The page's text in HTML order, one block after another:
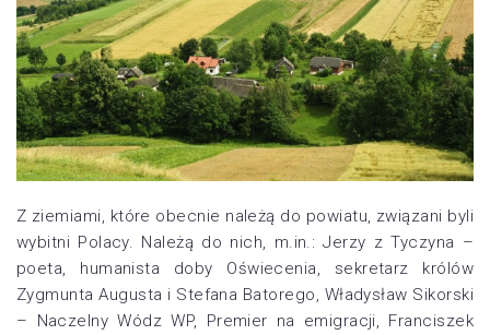
Z ziemiami, które obecnie należą do powiatu, związani byli
wybitni Polacy. Należą do nich, m.in.: Jerzy z Tyczyna –
poeta, humanista doby Oświecenia, sekretarz królów
Zygmunta Augusta i Stefana Batorego, Władysław Sikorski
– Naczelny Wódz WP, Premier na emigracji, Franciszek